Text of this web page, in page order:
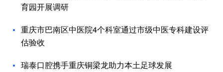
育园开展调研
重庆市巴南区中医院4个科室通过市级中医专科建设评
估验收
瑞泰口腔携手重庆铜梁龙助力本土足球发展